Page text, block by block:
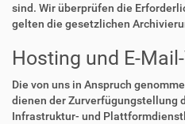
sind. Wir überprüfen die
gelten die gesetzlichen
Hosting und E-
Die von uns in Anspruch
dienen der Zurverfügungstellung
Infrastruktur- und